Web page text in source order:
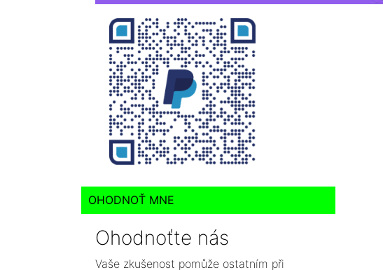
OHODNOŤ MNE
Ohodnoťte nás
Vaše zkušenost pomůže ostatním při